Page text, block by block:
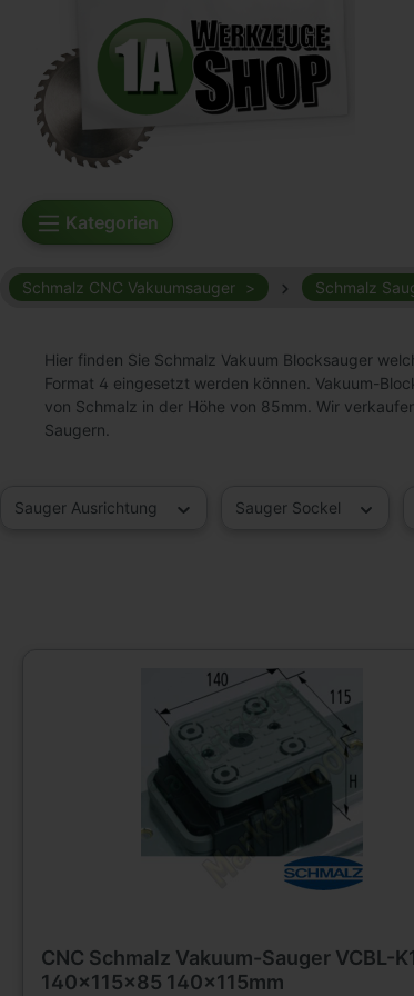
Kategorien
Schmalz CNC Vakuumsauger Schmalz
Hier finden Sie Schmalz Vakuum Blocksauger
Format 4 eingesetzt werden können. Vakuum-
von Schmalz in der Höhe von 85mm. Wir
Saugern.
Sauger Ausrichtung Sauger Sockel
CNC Schmalz Vakuum-Sauger VCBL-K1
140x115x85 140x115mm